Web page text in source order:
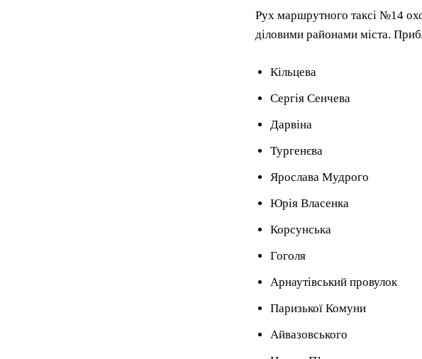
Рух маршрутного таксі №14
діловими районами міста.
Кільцева
Сергія Сенчева
Дарвіна
Тургенєва
Ярослава Мудрого
Юрія Власенка
Корсунська
Гоголя
Арнаутівський провулок
Паризької Комуни
Айвазовського